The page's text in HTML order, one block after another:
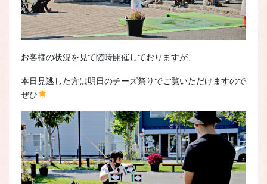
お客様の状況を見て随時開催しておりますが、
本日見逃した方は明日のチーズ祭りでご覧いただけますので
ぜひ